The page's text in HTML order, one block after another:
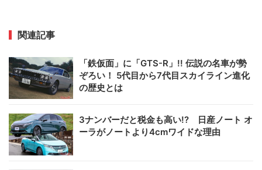
関連記事
「鉄仮面」に「GTS-R」!! 伝説の名車が勢
ぞろい！ 5代目から7代目スカイライン進化
の歴史とは
3ナンバーだと税金も高い!? 日産ノート オ
ーラがノートより4cmワイドな理由